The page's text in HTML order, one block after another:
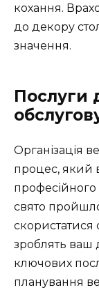
кохання.
до декору
значення.
Послуги
Організація
процес, який
свято
скористатися
зроблять ваш
ключових
планування